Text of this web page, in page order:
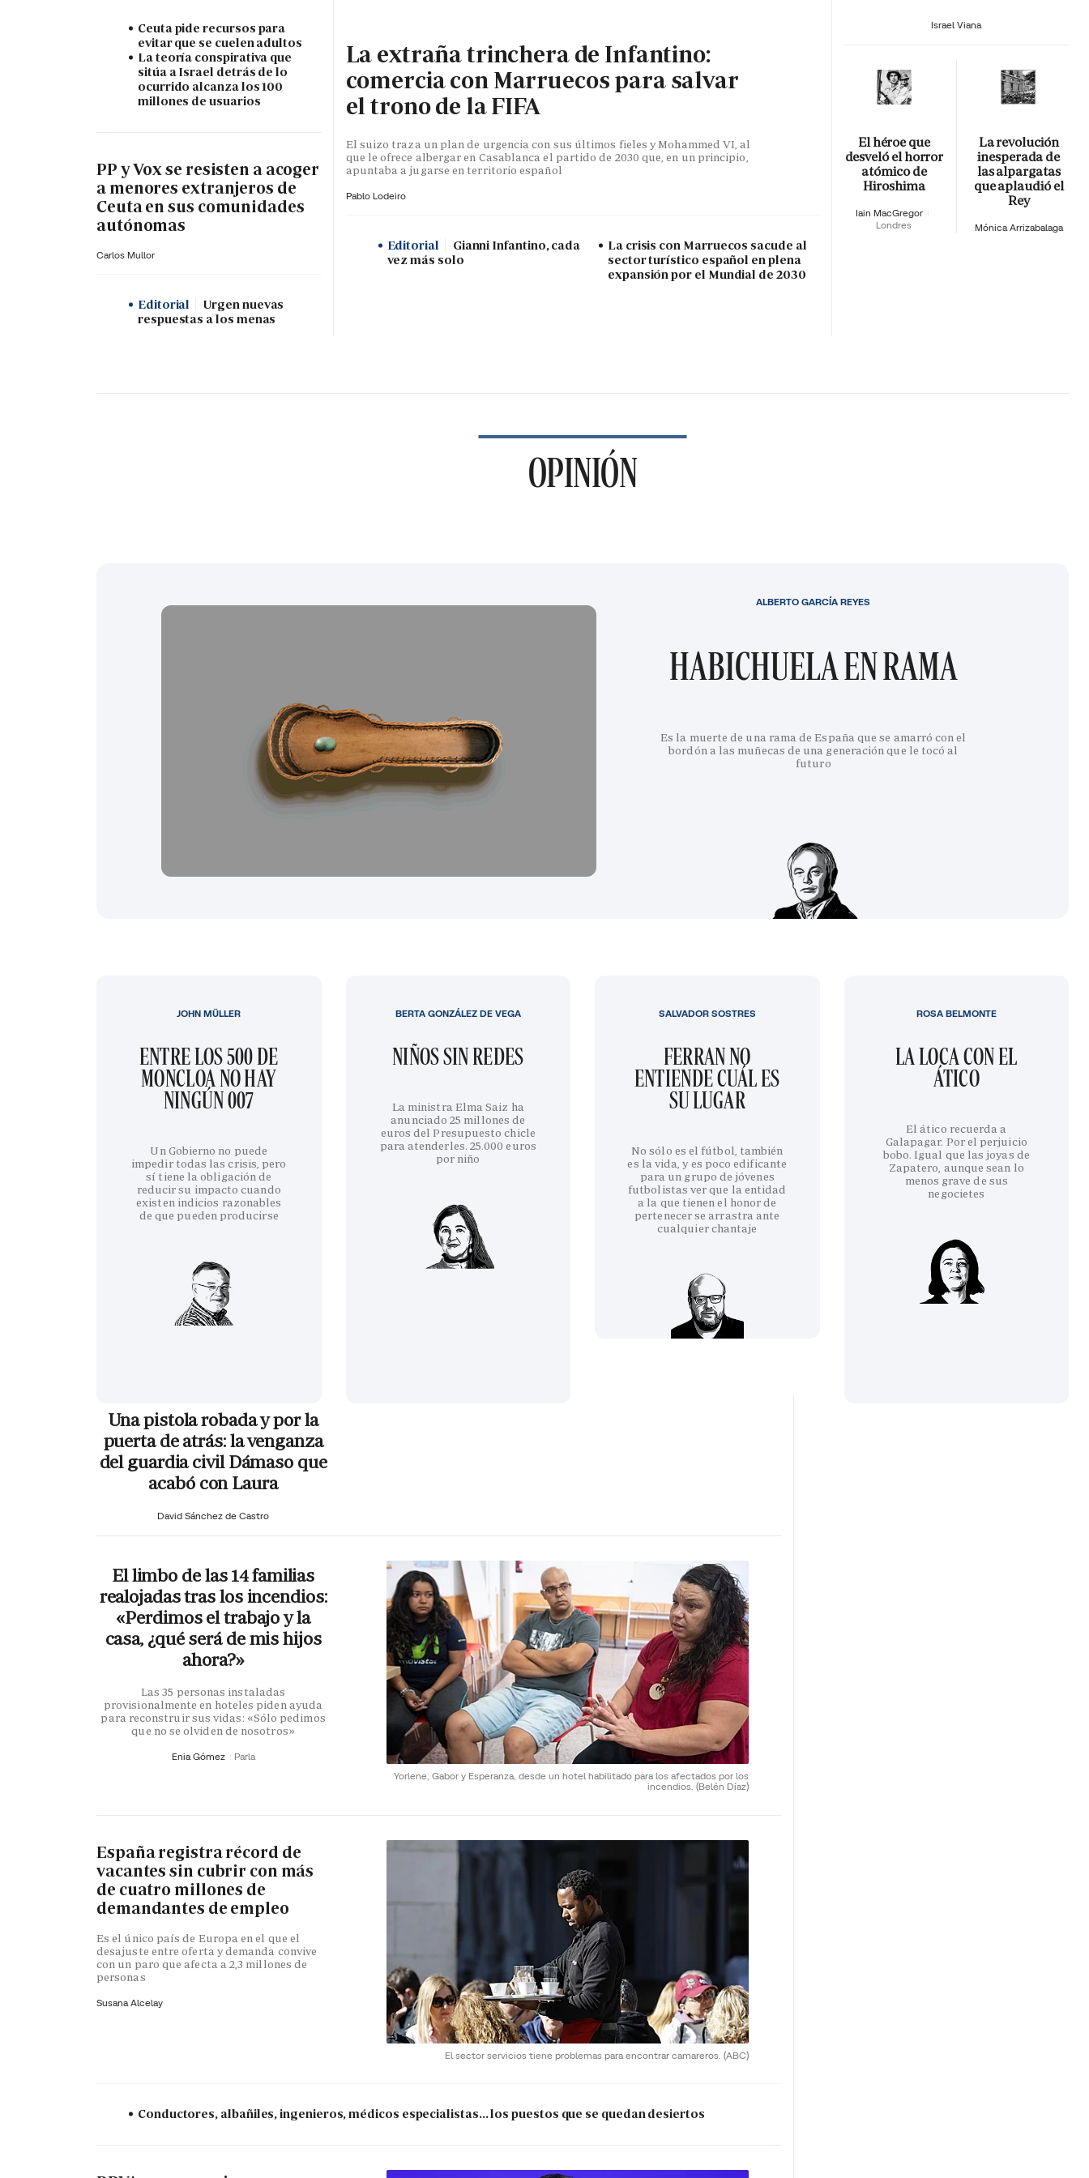
Ceuta pide recursos para
evitar que se cuelen adultos
La teoría conspirativa que
sitúa a Israel detrás de lo
ocurrido alcanza los 100
millones de usuarios
PP y Vox se resisten a acoger
a menores extranjeros de
Ceuta en sus comunidades
autónomas
Carlos Mullor
Editorial
Urgen nuevas
respuestas a los menas
La extraña trinchera de Infantino:
comercia con Marruecos para salvar
el trono de la FIFA
El suizo traza un plan de urgencia con sus últimos fieles y Mohammed VI, al
que le ofrece albergar en Casablanca el partido de 2030 que, en un principio,
apuntaba a jugarse en territorio español
Pablo Lodeiro
Editorial
Gianni Infantino, cada
vez más solo
La crisis con Marruecos sacude al
sector turístico español en plena
expansión por el Mundial de 2030
Israel Viana
El héroe que
desveló el horror
atómico de
Hiroshima
Iain MacGregor
Londres
La revolución
inesperada de
las alpargatas
que aplaudió el
Rey
Mónica Arrizabalaga
OPINIÓN
HABICHUELA EN RAMA
Es la muerte de una rama de España que se amarró con el
bordón a las muñecas de una generación que le tocó al
futuro
ALBERTO GARCÍA REYES
ENTRE LOS 500 DE
MONCLOA NO HAY
NINGÚN 007
Un Gobierno no puede
impedir todas las crisis, pero
sí tiene la obligación de
reducir su impacto cuando
existen indicios razonables
de que pueden producirse
JOHN MÜLLER
NIÑOS SIN REDES
La ministra Elma Saiz ha
anunciado 25 millones de
euros del Presupuesto chicle
para atenderles. 25.000 euros
por niño
BERTA GONZÁLEZ DE VEGA
FERRAN NO
ENTIENDE CUÁL ES
SU LUGAR
No sólo es el fútbol, también
es la vida, y es poco edificante
para un grupo de jóvenes
futbolistas ver que la entidad
a la que tienen el honor de
pertenecer se arrastra ante
cualquier chantaje
SALVADOR SOSTRES
LA LOCA CON EL
ÁTICO
El ático recuerda a
Galapagar. Por el perjuicio
bobo. Igual que las joyas de
Zapatero, aunque sean lo
menos grave de sus
negocietes
ROSA BELMONTE
Una pistola robada y por la
puerta de atrás: la venganza
del guardia civil Dámaso que
acabó con Laura
David Sánchez de Castro
Yorlene, Gabor y Esperanza, desde un hotel habilitado para los afectados por los
incendios. (Belén Díaz)
El limbo de las 14 familias
realojadas tras los incendios:
«Perdimos el trabajo y la
casa, ¿qué será de mis hijos
ahora?»
Las 35 personas instaladas
provisionalmente en hoteles piden ayuda
para reconstruir sus vidas: «Sólo pedimos
que no se olviden de nosotros»
Enia Gómez Parla
El sector servicios tiene problemas para encontrar camareros. (ABC)
España registra récord de
vacantes sin cubrir con más
de cuatro millones de
demandantes de empleo
Es el único país de Europa en el que el
desajuste entre oferta y demanda convive
con un paro que afecta a 2,3 millones de
personas
Susana Alcelay
Conductores, albañiles, ingenieros, médicos especialistas... los puestos que se quedan desiertos